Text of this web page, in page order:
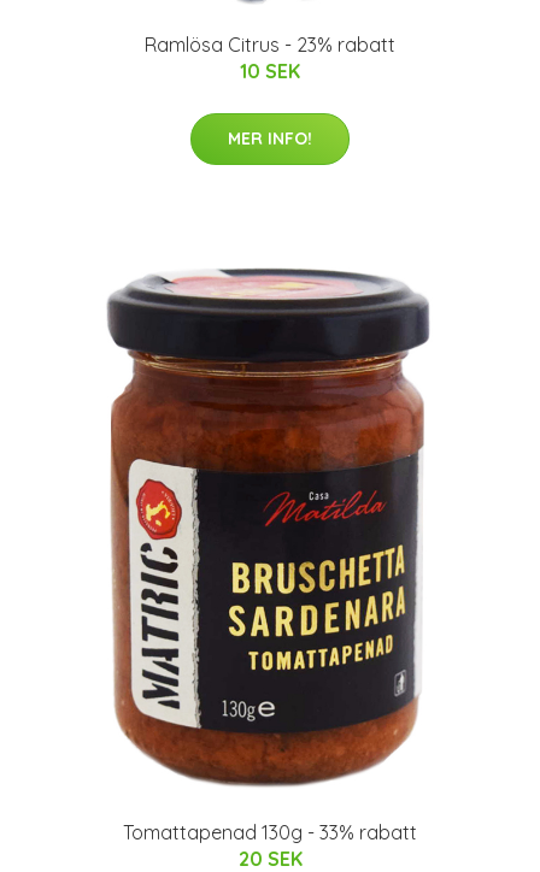
Ramlösa Citrus - 23% rabatt
10 SEK
MER INFO!
Tomattapenad 130g - 33% rabatt
20 SEK